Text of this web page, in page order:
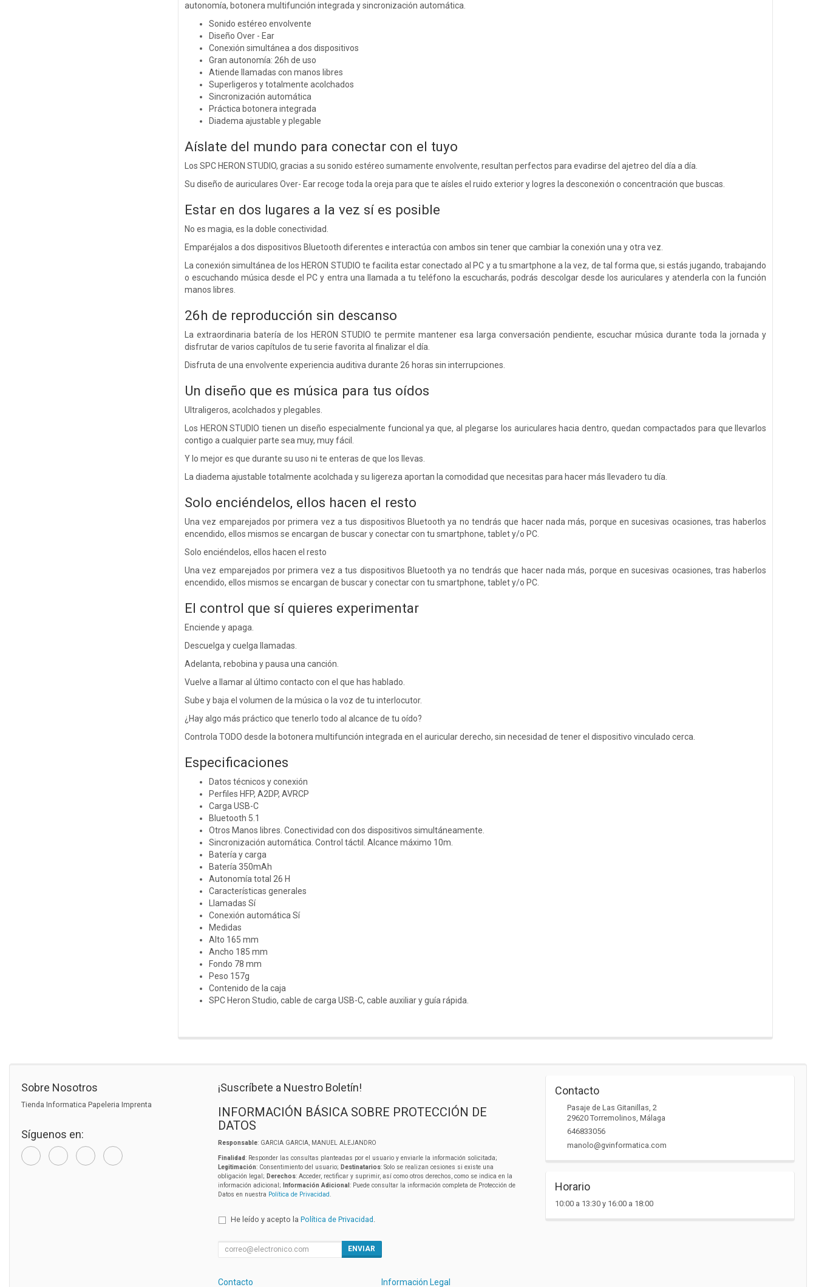
autonomía, botonera multifunción integrada y sincronización automática.
Sonido estéreo envolvente
Diseño Over - Ear
Conexión simultánea a dos dispositivos
Gran autonomía: 26h de uso
Atiende llamadas con manos libres
Superligeros y totalmente acolchados
Sincronización automática
Práctica botonera integrada
Diadema ajustable y plegable
Aíslate del mundo para conectar con el tuyo
Los SPC HERON STUDIO, gracias a su sonido estéreo sumamente envolvente, resultan perfectos para evadirse del ajetreo del día a día.
Su diseño de auriculares Over- Ear recoge toda la oreja para que te aísles el ruido exterior y logres la desconexión o concentración que buscas.
Estar en dos lugares a la vez sí es posible
No es magia, es la doble conectividad.
Emparéjalos a dos dispositivos Bluetooth diferentes e interactúa con ambos sin tener que cambiar la conexión una y otra vez.
La conexión simultánea de los HERON STUDIO te facilita estar conectado al PC y a tu smartphone a la vez, de tal forma que, si estás jugando, trabajando
o escuchando música desde el PC y entra una llamada a tu teléfono la escucharás, podrás descolgar desde los auriculares y atenderla con la función
manos libres.
26h de reproducción sin descanso
La extraordinaria batería de los HERON STUDIO te permite mantener esa larga conversación pendiente, escuchar música durante toda la jornada y
disfrutar de varios capítulos de tu serie favorita al finalizar el día.
Disfruta de una envolvente experiencia auditiva durante 26 horas sin interrupciones.
Un diseño que es música para tus oídos
Ultraligeros, acolchados y plegables.
Los HERON STUDIO tienen un diseño especialmente funcional ya que, al plegarse los auriculares hacia dentro, quedan compactados para que llevarlos
contigo a cualquier parte sea muy, muy fácil.
Y lo mejor es que durante su uso ni te enteras de que los llevas.
La diadema ajustable totalmente acolchada y su ligereza aportan la comodidad que necesitas para hacer más llevadero tu día.
Solo enciéndelos, ellos hacen el resto
Una vez emparejados por primera vez a tus dispositivos Bluetooth ya no tendrás que hacer nada más, porque en sucesivas ocasiones, tras haberlos
encendido, ellos mismos se encargan de buscar y conectar con tu smartphone, tablet y/o PC.
Solo enciéndelos, ellos hacen el resto
Una vez emparejados por primera vez a tus dispositivos Bluetooth ya no tendrás que hacer nada más, porque en sucesivas ocasiones, tras haberlos
encendido, ellos mismos se encargan de buscar y conectar con tu smartphone, tablet y/o PC.
El control que sí quieres experimentar
Enciende y apaga.
Descuelga y cuelga llamadas.
Adelanta, rebobina y pausa una canción.
Vuelve a llamar al último contacto con el que has hablado.
Sube y baja el volumen de la música o la voz de tu interlocutor.
¿Hay algo más práctico que tenerlo todo al alcance de tu oído?
Controla TODO desde la botonera multifunción integrada en el auricular derecho, sin necesidad de tener el dispositivo vinculado cerca.
Especificaciones
Datos técnicos y conexión
Perfiles HFP, A2DP, AVRCP
Carga USB-C
Bluetooth 5.1
Otros Manos libres. Conectividad con dos dispositivos simultáneamente.
Sincronización automática. Control táctil. Alcance máximo 10m.
Batería y carga
Batería 350mAh
Autonomía total 26 H
Características generales
Llamadas Sí
Conexión automática Sí
Medidas
Alto 165 mm
Ancho 185 mm
Fondo 78 mm
Peso 157g
Contenido de la caja
SPC Heron Studio, cable de carga USB-C, cable auxiliar y guía rápida.
Sobre Nosotros
Tienda Informatica Papeleria Imprenta
Síguenos en:
¡Suscríbete a Nuestro Boletín!
INFORMACIÓN BÁSICA SOBRE PROTECCIÓN DE
DATOS
Responsable: GARCIA GARCIA, MANUEL ALEJANDRO
Finalidad: Responder las consultas planteadas por el usuario y enviarle la información solicitada;
Legitimación: Consentimiento del usuario; Destinatarios: Solo se realizan cesiones si existe una
obligación legal; Derechos: Acceder, rectificar y suprimir, así como otros derechos, como se indica en la
información adicional;
Información Adicional : Puede consultar la información completa de Protección de
Datos en nuestra Política de Privacidad.
He leído y acepto la Política de Privacidad .
ENVIAR
Contacto Información Legal
Contacto
Pasaje de Las Gitanillas, 2
29620 Torremolinos, Málaga
646833056
manolo@gvinformatica.com
Horario
10:00 a 13:30 y 16:00 a 18:00